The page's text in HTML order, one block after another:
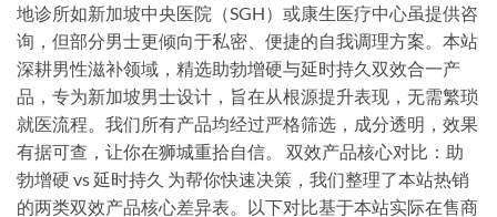
地诊所如新加坡中央医院（SGH）或康生医疗中心虽提供咨
询，但部分男士更倾向于私密、便捷的自我调理方案。本站
深耕男性滋补领域，精选助勃增硬与延时持久双效合一产
品，专为新加坡男士设计，旨在从根源提升表现，无需繁琐
就医流程。我们所有产品均经过严格筛选，成分透明，效果
有据可查，让你在狮城重拾自信。 双效产品核心对比：助
勃增硬 vs 延时持久 为帮你快速决策，我们整理了本站热销
的两类双效产品核心差异表。以下对比基于本站实际在售商